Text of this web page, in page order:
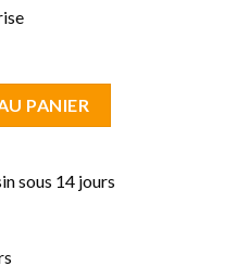
Multicolore 0.90 m de haut sur 5
PANIER
sous 14 jours